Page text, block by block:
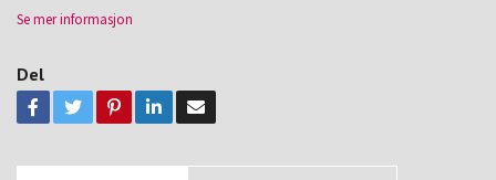
Se mer informasjon
Del